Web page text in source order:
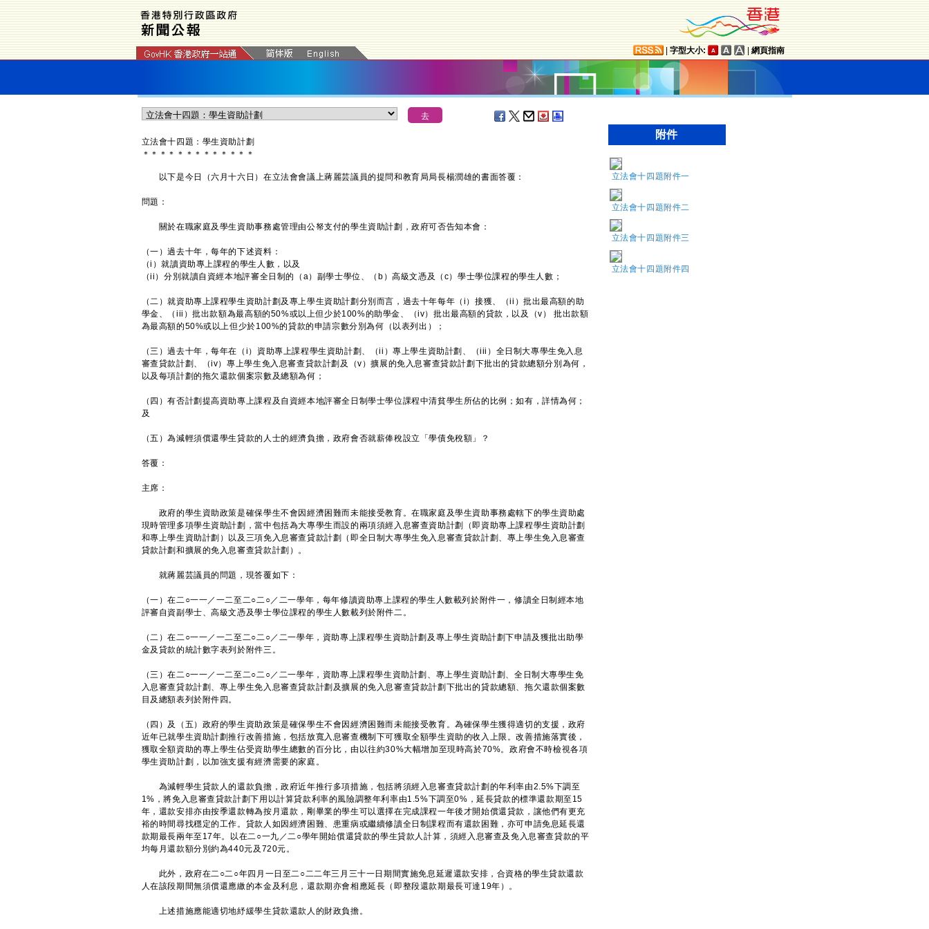
字型大小: 網頁指南
立法會十四題：學生資助計劃
＊ ＊ ＊ ＊ ＊ ＊ ＊ ＊ ＊ ＊ ＊ ＊ ＊
以下是今日（六月十六日）在立法會會議上蔣麗芸議員的提問和教育局局長楊潤雄的書面答覆：
問題：
關於在職家庭及學生資助事務處管理由公帑支付的學生資助計劃，政府可否告知本會：
（一）過去十年，每年的下述資料：
（i）就讀資助專上課程的學生人數，以及
（ii）分別就讀自資經本地評審全日制的（a）副學士學位、（b）高級文憑及（c）學士學位課程的學生人數；
（二）就資助專上課程學生資助計劃及專上學生資助計劃分別而言，過去十年每年（i）接獲、（ii）批出最高額的助
學金、（iii）批出款額為最高額的50%或以上但少於100%的助學金、（iv）批出最高額的貸款，以及（v） 批出款額
為最高額的50%或以上但少於100%的貸款的申請宗數分別為何（以表列出）；
（三）過去十年，每年在（i）資助專上課程學生資助計劃、（ii）專上學生資助計劃、（iii）全日制大專學生免入息
審查貸款計劃、（iv）專上學生免入息審查貸款計劃及（v）擴展的免入息審查貸款計劃下批出的貸款總額分別為何，
以及每項計劃的拖欠還款個案宗數及總額為何；
（四）有否計劃提高資助專上課程及自資經本地評審全日制學士學位課程中清貧學生所佔的比例；如有，詳情為何；
及
（五）為減輕須償還學生貸款的人士的經濟負擔，政府會否就薪俸稅設立「學債免稅額」？
答覆：
主席：
政府的學生資助政策是確保學生不會因經濟困難而未能接受教育。在職家庭及學生資助事務處轄下的學生資助處
現時管理多項學生資助計劃，當中包括為大專學生而設的兩項須經入息審查資助計劃（即資助專上課程學生資助計劃
和專上學生資助計劃）以及三項免入息審查貸款計劃（即全日制大專學生免入息審查貸款計劃、專上學生免入息審查
貸款計劃和擴展的免入息審查貸款計劃）。
就蔣麗芸議員的問題，現答覆如下：
（一）在二○一一／一二至二○二○／二一學年，每年修讀資助專上課程的學生人數載列於附件一，修讀全日制經本地
評審自資副學士、高級文憑及學士學位課程的學生人數載列於附件二。
（二）在二○一一／一二至二○二○／二一學年，資助專上課程學生資助計劃及專上學生資助計劃下申請及獲批出助學
金及貸款的統計數字表列於附件三。
（三）在二○一一／一二至二○二○／二一學年，資助專上課程學生資助計劃、專上學生資助計劃、全日制大專學生免
入息審查貸款計劃、專上學生免入息審查貸款計劃及擴展的免入息審查貸款計劃下批出的貸款總額、拖欠還款個案數
目及總額表列於附件四。
（四）及（五）政府的學生資助政策是確保學生不會因經濟困難而未能接受教育。為確保學生獲得適切的支援，政府
近年已就學生資助計劃推行改善措施，包括放寬入息審查機制下可獲取全額學生資助的收入上限。改善措施落實後，
獲取全額資助的專上學生佔受資助學生總數的百分比，由以往約30%大幅增加至現時高於70%。政府會不時檢視各項
學生資助計劃，以加強支援有經濟需要的家庭。
為減輕學生貸款人的還款負擔，政府近年推行多項措施，包括將須經入息審查貸款計劃的年利率由2.5%下調至
1%，將免入息審查貸款計劃下用以計算貸款利率的風險調整年利率由1.5%下調至0%，延長貸款的標準還款期至15
年，還款安排亦由按季還款轉為按月還款，剛畢業的學生可以選擇在完成課程一年後才開始償還貸款，讓他們有更充
裕的時間尋找穩定的工作。貸款人如因經濟困難、患重病或繼續修讀全日制課程而有還款困難，亦可申請免息延長還
款期最長兩年至17年。以在二○一九／二○學年開始償還貸款的學生貸款人計算，須經入息審查及免入息審查貸款的平
均每月還款額分別約為440元及720元。
此外，政府在二○二○年四月一日至二○二二年三月三十一日期間實施免息延遲還款安排，合資格的學生貸款還款
人在該段期間無須償還應繳的本金及利息，還款期亦會相應延長（即整段還款期最長可達19年）。
上述措施應能適切地紓緩學生貸款還款人的財政負擔。
附件
立法會十四題附件一
立法會十四題附件二
立法會十四題附件三
立法會十四題附件四